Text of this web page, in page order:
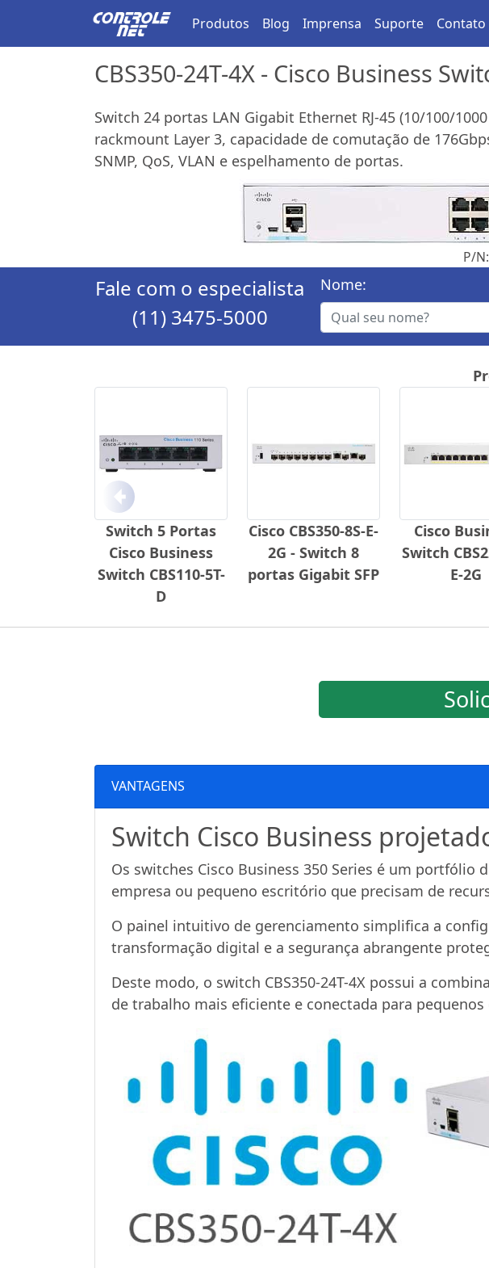
Produtos Blog Imprensa Suporte Contato
CBS350-24T-4X - Cisco Business
Switch 24 portas LAN Gigabit Ethernet RJ-45 (10/100/
rackmount Layer 3, capacidade de comutação de
SNMP, QoS, VLAN e espelhamento de portas.
P/
Fale com o especialista
(11) 3475-5000
Nome:
Switch 5 Portas
Cisco Business
Switch CBS110-5T-
D
Cisco CBS350-8S-E-
2G - Switch 8
portas Gigabit SFP
Cisco
Switch
E-2G
Anterior
VANTAGENS
Switch Cisco Business
Os switches Cisco Business 350 Series é um
empresa ou pequeno escritório que precisam de
O painel intuitivo de gerenciamento simplifica a
transformação digital e a segurança abrangente
Deste modo, o switch CBS350-24T-4X possui a
de trabalho mais eficiente e conectada para